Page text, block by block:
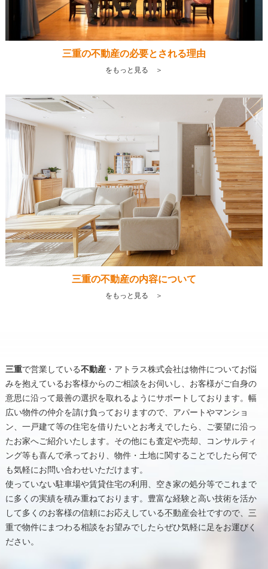
三重の不動産の必要とされる理由
をもっと見る ＞
三重の不動産の内容について
をもっと見る ＞
三重で営業している不動産・アトラス株式会社は物件についてお悩
みを抱えているお客様からのご相談をお伺いし、お客様がご自身の
意思に沿って最善の選択を取れるようにサポートしております。幅
広い物件の仲介を請け負っておりますので、アパートやマンショ
ン、一戸建て等の住宅を借りたいとお考えでしたら、ご要望に沿っ
たお家へご紹介いたします。その他にも査定や売却、コンサルティ
ング等も喜んで承っており、物件・土地に関することでしたら何で
も気軽にお問い合わせいただけます。
使っていない駐車場や賃貸住宅の利用、空き家の処分等でこれまで
に多くの実績を積み重ねております。豊富な経験と高い技術を活か
して多くのお客様の信頼にお応えしている不動産会社ですので、 三
重で物件にまつわる相談をお望みでしたらぜひ気軽に足をお運びく
ださい。